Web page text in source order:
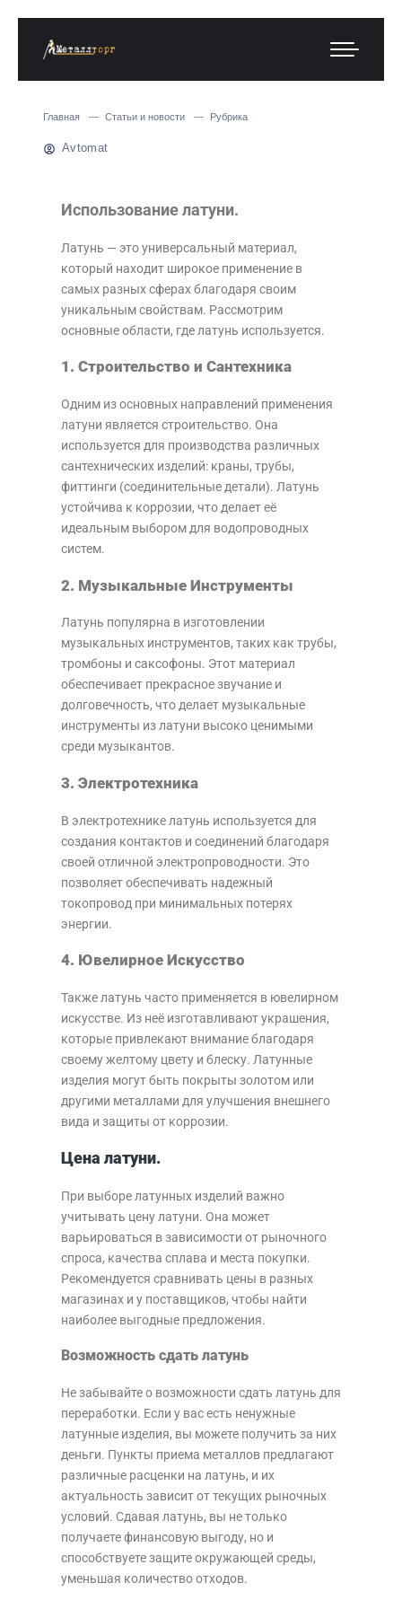
Главная Статьи и новости Рубрика
Avtomat
Использование латуни.
Латунь — это универсальный материал,
который находит широкое применение в
самых разных сферах благодаря своим
уникальным свойствам. Рассмотрим
основные области, где латунь используется.
1. Строительство и Сантехника
Одним из основных направлений применения
латуни является строительство. Она
используется для производства различных
сантехнических изделий: краны, трубы,
фиттинги (соединительные детали). Латунь
устойчива к коррозии, что делает её
идеальным выбором для водопроводных
систем.
2. Музыкальные Инструменты
Латунь популярна в изготовлении
музыкальных инструментов, таких как трубы,
тромбоны и саксофоны. Этот материал
обеспечивает прекрасное звучание и
долговечность, что делает музыкальные
инструменты из латуни высоко ценимыми
среди музыкантов.
3. Электротехника
В электротехнике латунь используется для
создания контактов и соединений благодаря
своей отличной электропроводности. Это
позволяет обеспечивать надежный
токопровод при минимальных потерях
энергии.
4. Ювелирное Искусство
Также латунь часто применяется в ювелирном
искусстве. Из неё изготавливают украшения,
которые привлекают внимание благодаря
своему желтому цвету и блеску. Латунные
изделия могут быть покрыты золотом или
другими металлами для улучшения внешнего
вида и защиты от коррозии.
Цена латуни.
При выборе латунных изделий важно
учитывать цену латуни. Она может
варьироваться в зависимости от рыночного
спроса, качества сплава и места покупки.
Рекомендуется сравнивать цены в разных
магазинах и у поставщиков, чтобы найти
наиболее выгодные предложения.
Возможность сдать латунь
Не забывайте о возможности сдать латунь для
переработки. Если у вас есть ненужные
латунные изделия, вы можете получить за них
деньги. Пункты приема металлов предлагают
различные расценки на латунь, и их
актуальность зависит от текущих рыночных
условий. Сдавая латунь, вы не только
получаете финансовую выгоду, но и
способствуете защите окружающей среды,
уменьшая количество отходов.